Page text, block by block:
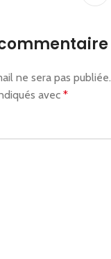
ne sera pas publiée.
avec *